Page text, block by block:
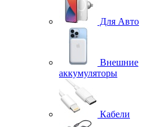
Для Авто
Внешние
аккумуляторы
Кабели